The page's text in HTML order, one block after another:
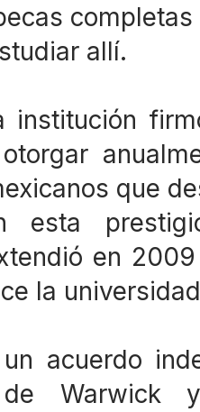
allí.
institución
que
esta
en
la
acuerdo
de Warwick